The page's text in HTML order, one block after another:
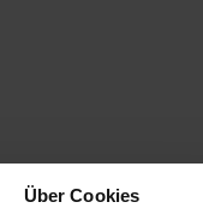
Über Cookies